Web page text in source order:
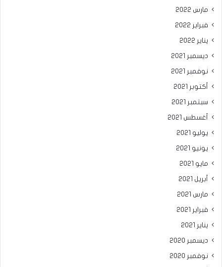
مارس 2022
فبراير 2022
يناير 2022
ديسمبر 2021
نوفمبر 2021
أكتوبر 2021
سبتمبر 2021
أغسطس 2021
يوليو 2021
يونيو 2021
مايو 2021
أبريل 2021
مارس 2021
فبراير 2021
يناير 2021
ديسمبر 2020
نوفمبر 2020